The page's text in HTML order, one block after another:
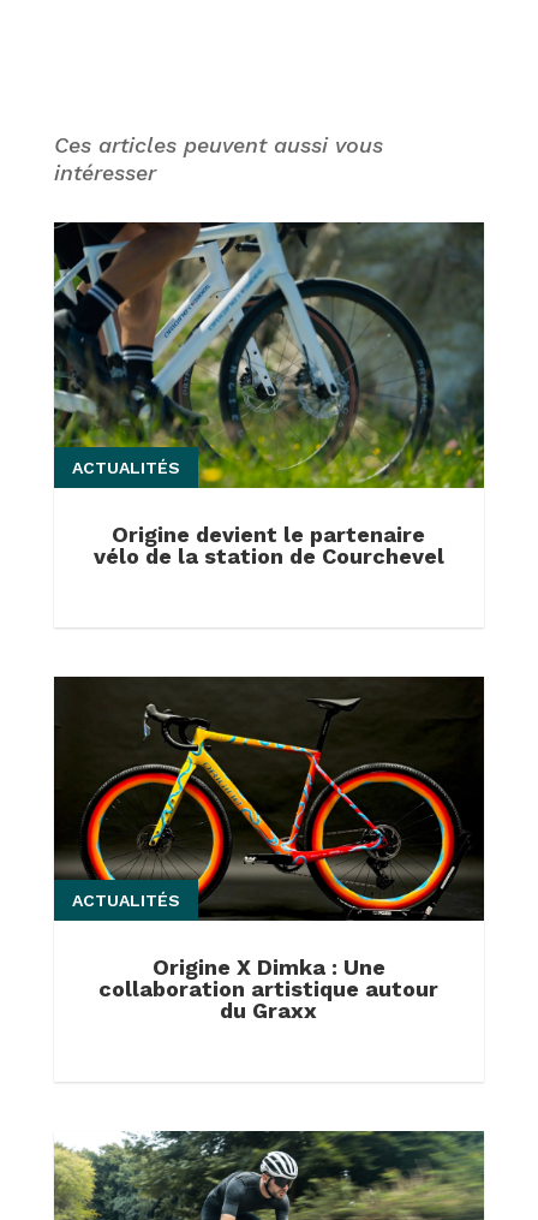
Ces articles peuvent aussi vous
intéresser
Origine devient le partenaire
vélo de la station de Courchevel
ACTUALITÉS
Origine X Dimka : Une
collaboration artistique autour
du Graxx
ACTUALITÉS